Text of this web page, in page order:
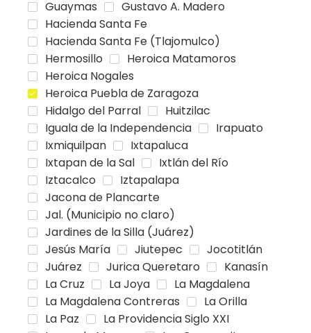
Guaymas
Gustavo A. Madero
Hacienda Santa Fe
Hacienda Santa Fe (Tlajomulco)
Hermosillo
Heroica Matamoros
Heroica Nogales
Heroica Puebla de Zaragoza
Hidalgo del Parral
Huitzilac
Iguala de la Independencia
Irapuato
Ixmiquilpan
Ixtapaluca
Ixtapan de la Sal
Ixtlán del Río
Iztacalco
Iztapalapa
Jacona de Plancarte
Jal. (Municipio no claro)
Jardines de la Silla (Juárez)
Jesús María
Jiutepec
Jocotitlán
Juárez
Jurica Queretaro
Kanasín
La Cruz
La Joya
La Magdalena
La Magdalena Contreras
La Orilla
La Paz
La Providencia Siglo XXI